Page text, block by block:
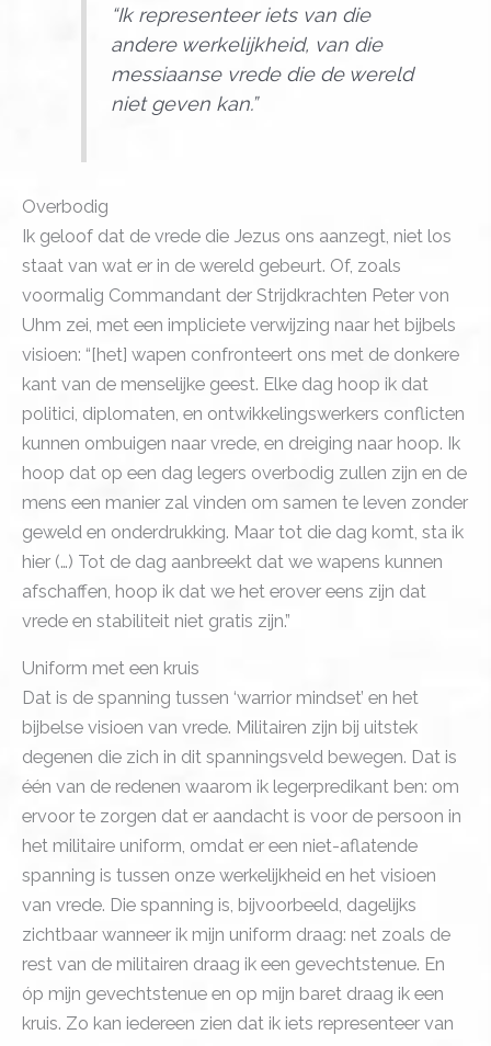
“Ik representeer iets van die
andere werkelijkheid, van die
messiaanse vrede die de wereld
niet geven kan.”
Overbodig
Ik geloof dat de vrede die Jezus ons aanzegt, niet los
staat van wat er in de wereld gebeurt. Of, zoals
voormalig Commandant der Strijdkrachten Peter von
Uhm zei, met een impliciete verwijzing naar het bijbels
visioen: “[het] wapen confronteert ons met de donkere
kant van de menselijke geest. Elke dag hoop ik dat
politici, diplomaten, en ontwikkelingswerkers conflicten
kunnen ombuigen naar vrede, en dreiging naar hoop. Ik
hoop dat op een dag legers overbodig zullen zijn en de
mens een manier zal vinden om samen te leven zonder
geweld en onderdrukking. Maar tot die dag komt, sta ik
hier (…) Tot de dag aanbreekt dat we wapens kunnen
afschaffen, hoop ik dat we het erover eens zijn dat
vrede en stabiliteit niet gratis zijn.”
Uniform met een kruis
Dat is de spanning tussen ‘warrior mindset’ en het
bijbelse visioen van vrede. Militairen zijn bij uitstek
degenen die zich in dit spanningsveld bewegen. Dat is
één van de redenen waarom ik legerpredikant ben: om
ervoor te zorgen dat er aandacht is voor de persoon in
het militaire uniform, omdat er een niet-aflatende
spanning is tussen onze werkelijkheid en het visioen
van vrede. Die spanning is, bijvoorbeeld, dagelijks
zichtbaar wanneer ik mijn uniform draag: net zoals de
rest van de militairen draag ik een gevechtstenue. En
óp mijn gevechtstenue en op mijn baret draag ik een
kruis. Zo kan iedereen zien dat ik iets representeer van